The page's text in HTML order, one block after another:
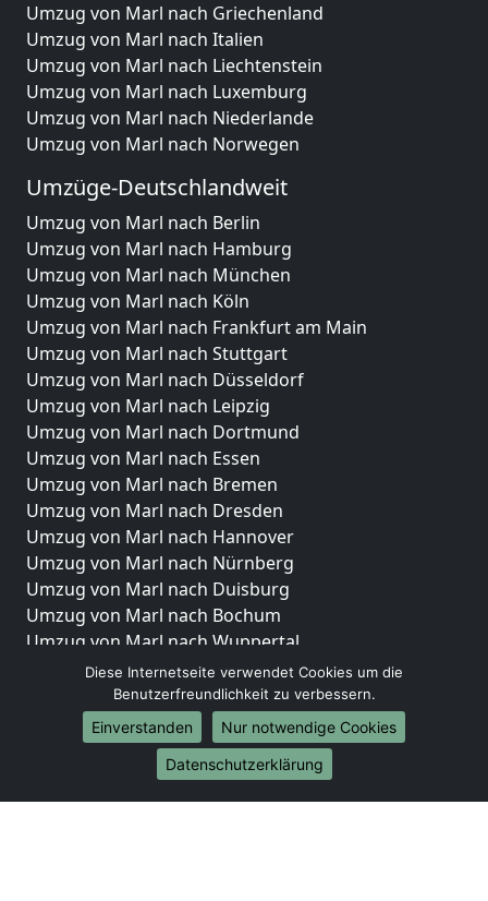
Umzug von Marl nach Griechenland
Umzug von Marl nach Italien
Umzug von Marl nach Liechtenstein
Umzug von Marl nach Luxemburg
Umzug von Marl nach Niederlande
Umzug von Marl nach Norwegen
Umzüge-Deutschlandweit
Umzug von Marl nach Berlin
Umzug von Marl nach Hamburg
Umzug von Marl nach München
Umzug von Marl nach Köln
Umzug von Marl nach Frankfurt am Main
Umzug von Marl nach Stuttgart
Umzug von Marl nach Düsseldorf
Umzug von Marl nach Leipzig
Umzug von Marl nach Dortmund
Umzug von Marl nach Essen
Umzug von Marl nach Bremen
Umzug von Marl nach Dresden
Umzug von Marl nach Hannover
Umzug von Marl nach Nürnberg
Umzug von Marl nach Duisburg
Umzug von Marl nach Bochum
Umzug von Marl nach Wuppertal
Umzug von Marl nach Bielefeld
Umzug von Marl nach Bonn
Umzug von Marl nach Münster
Internationale-Umzüge
Umzug von Marl nach Brasilien
Diese Internetseite verwendet Cookies um die
Benutzerfreundlichkeit zu verbessern.
Einverstanden
Nur notwendige Cookies
Datenschutzerklärung